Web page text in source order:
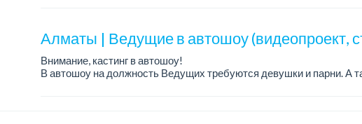
Алматы | Ведущие в автошоу (видеопроект,
Внимание, кастинг в автошоу!
В автошоу на должность Ведущих требуются девушки и парни. А